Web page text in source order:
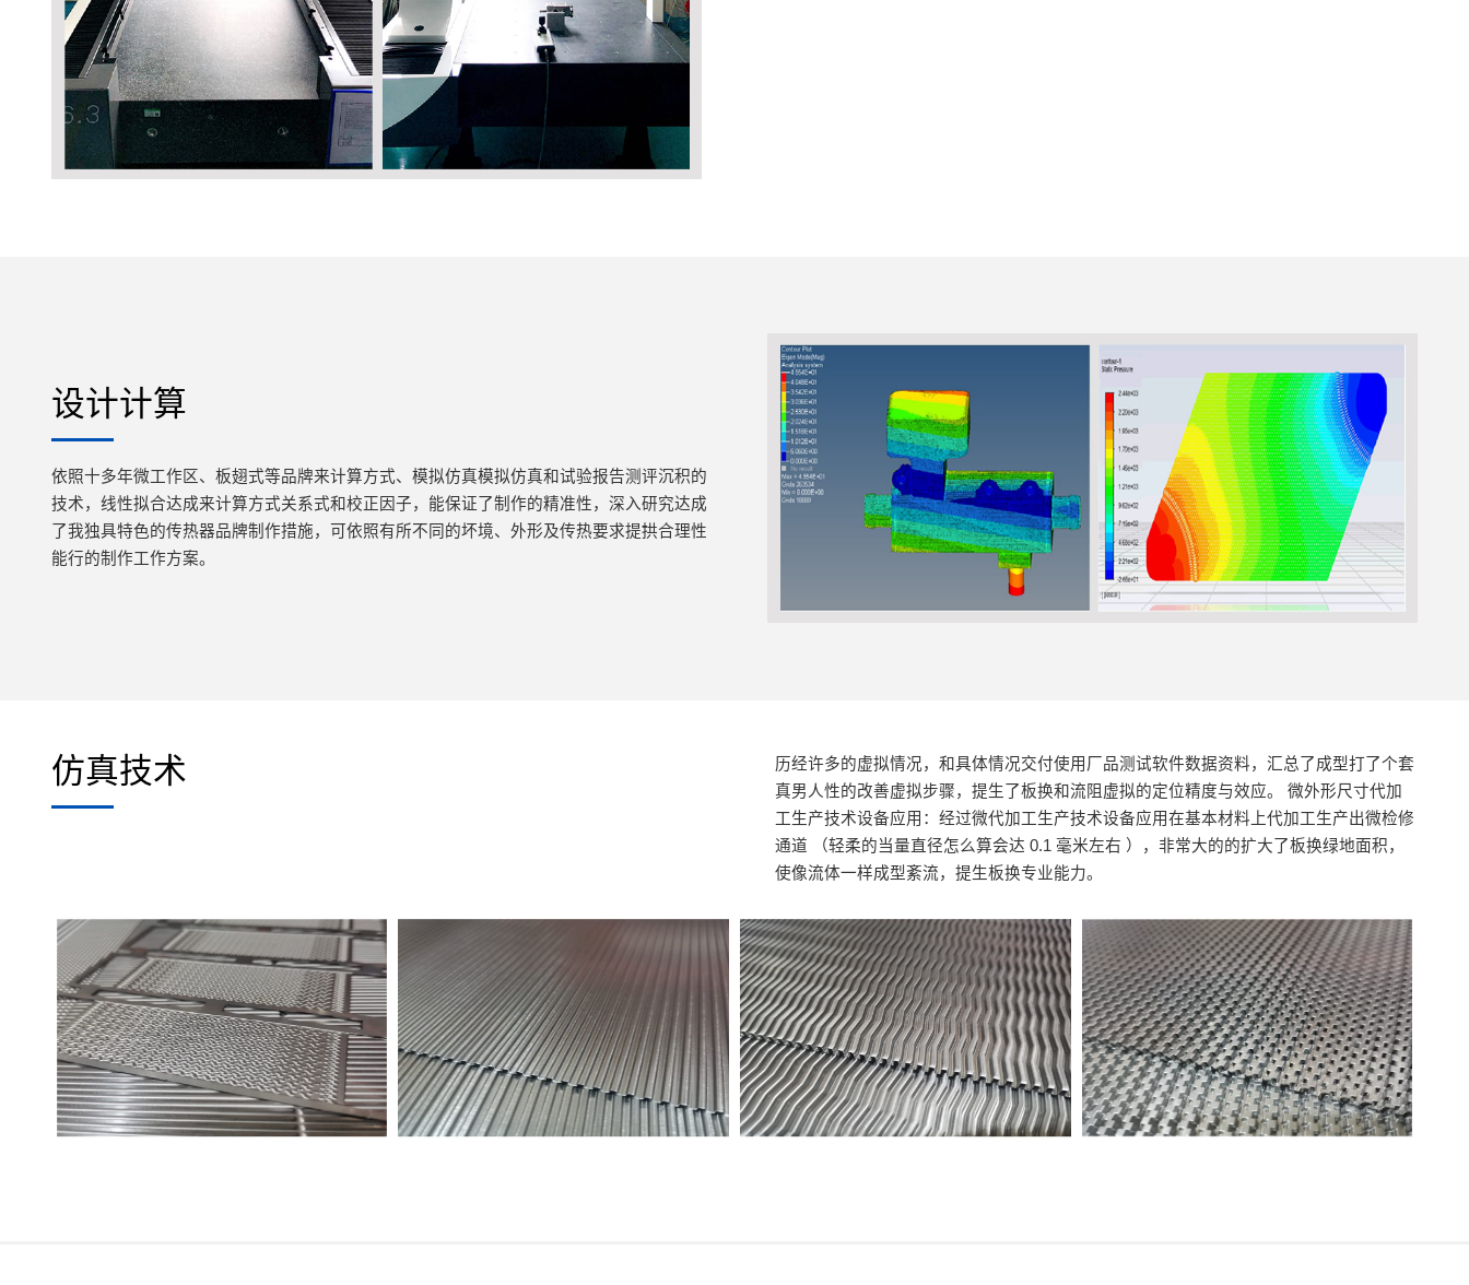
设计计算
依照十多年微工作区、板翅式等品牌来计算方式、模拟仿真模拟仿真和试验报告测评沉积的
技术，线性拟合达成来计算方式关系式和校正因子，能保证了制作的精准性，深入研究达成
了我独具特色的传热器品牌制作措施，可依照有所不同的坏境、外形及传热要求提拱合理性
能行的制作工作方案。
仿真技术
历经许多的虚拟情况，和具体情况交付使用厂品测试软件数据资料，汇总了成型打了个套
真男人性的改善虚拟步骤，提生了板换和流阻虚拟的定位精度与效应。 微外形尺寸代加
工生产技术设备应用：经过微代加工生产技术设备应用在基本材料上代加工生产出微检修
通道 （轻柔的当量直径怎么算会达 0.1 毫米左右 ），非常大的的扩大了板换绿地面积，
使像流体一样成型紊流，提生板换专业能力。